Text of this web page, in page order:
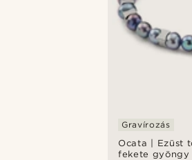
Ocata | Ezüst
fekete gyöngy
Gravírozás